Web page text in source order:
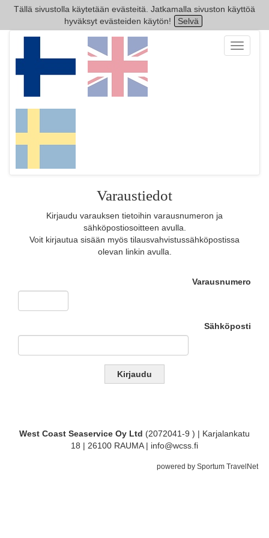
Tällä sivustolla käytetään evästeitä. Jatkamalla sivuston käyttöä
hyväksyt evästeiden käytön!
Selvä
Toggle
Varaustiedot
Kirjaudu varauksen tietoihin varausnumeron ja
sähköpostiosoitteen avulla.
Voit kirjautua sisään myös tilausvahvistussähköpostissa
olevan linkin avulla.
Varausnumero
Sähköposti
West Coast Seaservice Oy Ltd (2072041-9 ) | Karjalankatu
18 | 26100 RAUMA | info@wcss.fi
powered by Sportum TravelNet